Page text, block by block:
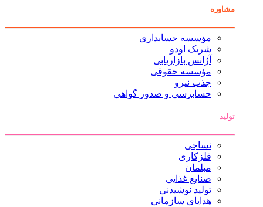
مشاوره
مؤسسه حسابداری
شریک اودو
آژانس بازاریابی
مؤسسه حقوقی
جذب نیرو
حسابرسی و صدور گواهی
تولید
نساجی
فلزکاری
مبلمان
صنایع غذایی
تولید نوشیدنی
هدایای سازمانی